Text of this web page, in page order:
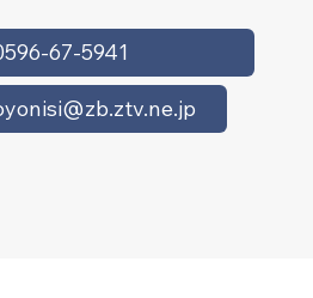
67-5941